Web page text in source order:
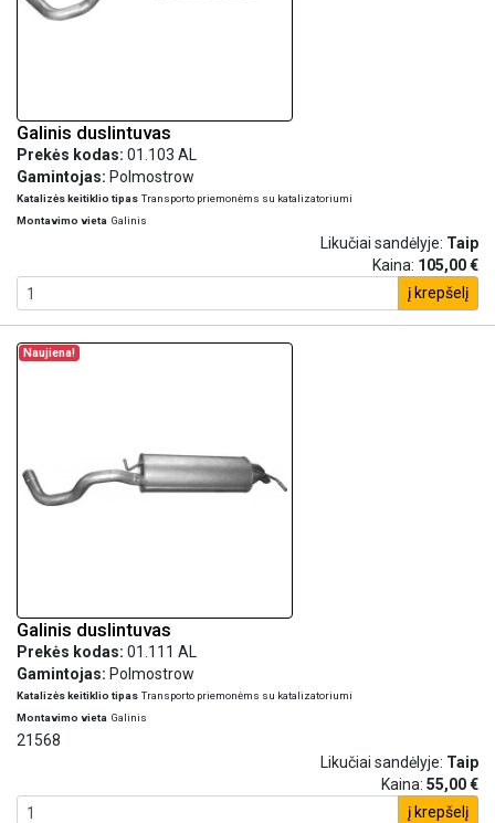
Galinis duslintuvas
Prekės kodas: 01.103 AL
Gamintojas: Polmostrow
Katalizės keitiklio tipas Transporto priemonėms su katalizatoriumi
Montavimo vieta Galinis
Likučiai sandėlyje: Taip
Kaina: 105,00 €
į krepšelį
Naujiena!
Galinis duslintuvas
Prekės kodas: 01.111 AL
Gamintojas: Polmostrow
Katalizės keitiklio tipas Transporto priemonėms su katalizatoriumi
Montavimo vieta Galinis
21568
Likučiai sandėlyje: Taip
Kaina: 55,00 €
į krepšelį